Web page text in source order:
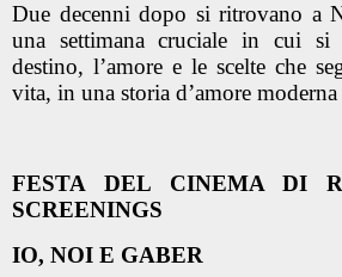
Due decenni dopo si ritrovano a
una settimana cruciale in cui si
destino, l’amore e le scelte che
vita, in una storia d’amore moderna
FESTA DEL CINEMA DI
SCREENINGS
IO, NOI E GABER